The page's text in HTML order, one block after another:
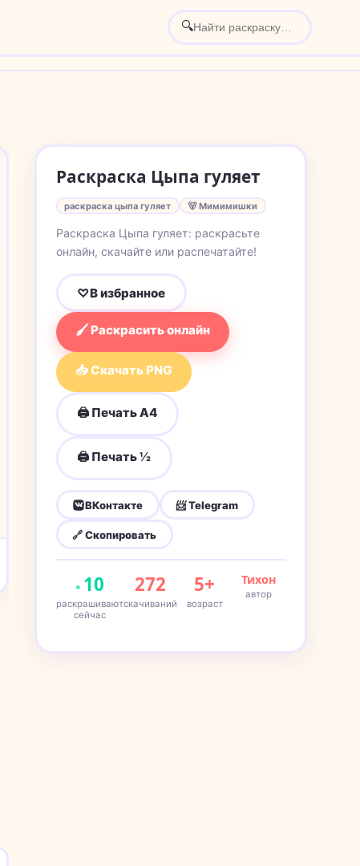
🔍
Раскраска Цыпа гуляет
раскраска цыпа гуляет 🐻 Мимимишки
Раскраска Цыпа гуляет: раскрасьте
онлайн, скачайте или распечатайте!
♡В избранное
🖌 Раскрасить онлайн
📥 Скачать PNG
🖨 Печать A4
🖨 Печать ½
ВКонтакте 📨 Telegram
🔗 Скопировать
10
раскрашивают
сейчас
272
скачиваний
5+
возраст
Тихон
автор